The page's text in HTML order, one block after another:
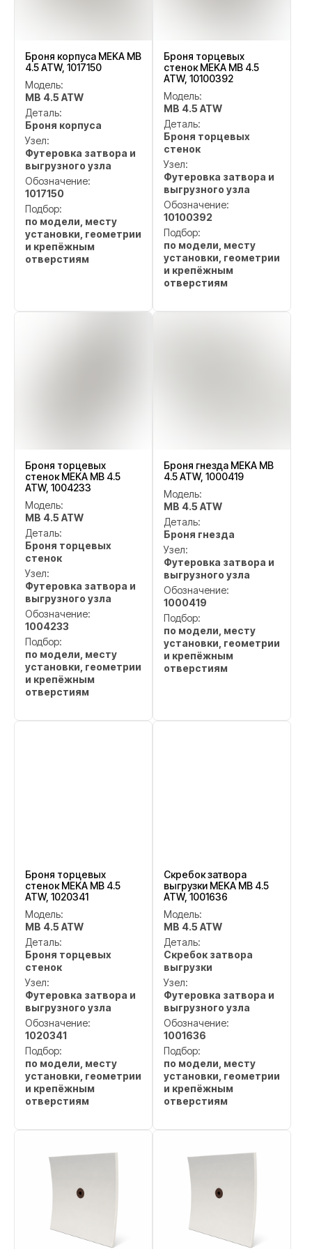
Броня корпуса MEKA MB
4.5 ATW, 1017150
Модель:
MB 4.5 ATW
Деталь:
Броня корпуса
Узел:
Футеровка затвора и
выгрузного узла
Обозначение:
1017150
Подбор:
по модели, месту
установки, геометрии
и крепёжным
отверстиям
Броня торцевых
стенок MEKA MB 4.5
ATW, 10100392
Модель:
MB 4.5 ATW
Деталь:
Броня торцевых
стенок
Узел:
Футеровка затвора и
выгрузного узла
Обозначение:
10100392
Подбор:
по модели, месту
установки, геометрии
и крепёжным
отверстиям
Броня торцевых
стенок MEKA MB 4.5
ATW, 1004233
Модель:
MB 4.5 ATW
Деталь:
Броня торцевых
стенок
Узел:
Футеровка затвора и
выгрузного узла
Обозначение:
1004233
Подбор:
по модели, месту
установки, геометрии
и крепёжным
отверстиям
Броня гнезда MEKA MB
4.5 ATW, 1000419
Модель:
MB 4.5 ATW
Деталь:
Броня гнезда
Узел:
Футеровка затвора и
выгрузного узла
Обозначение:
1000419
Подбор:
по модели, месту
установки, геометрии
и крепёжным
отверстиям
Броня торцевых
стенок MEKA MB 4.5
ATW, 1020341
Модель:
MB 4.5 ATW
Деталь:
Броня торцевых
стенок
Узел:
Футеровка затвора и
выгрузного узла
Обозначение:
1020341
Подбор:
по модели, месту
установки, геометрии
и крепёжным
отверстиям
Скребок затвора
выгрузки MEKA MB 4.5
ATW, 1001636
Модель:
MB 4.5 ATW
Деталь:
Скребок затвора
выгрузки
Узел:
Футеровка затвора и
выгрузного узла
Обозначение:
1001636
Подбор:
по модели, месту
установки, геометрии
и крепёжным
отверстиям